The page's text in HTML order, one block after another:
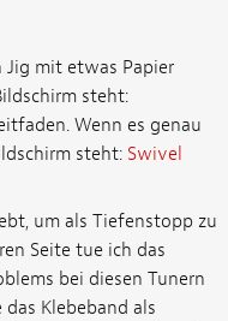
Jig mit etwas Papier
steht:
Wenn es genau
steht: Swivel
um als Tiefenstopp zu
Seite tue ich das
bei diesen Tunern
Klebeband als